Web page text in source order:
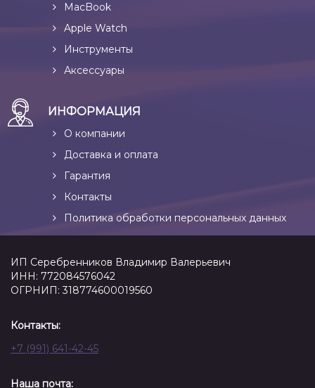
MacBook
Apple Watch
Инструменты
Аксессуары
ИНФОРМАЦИЯ
О компании
Доставка и оплата
Гарантия
Контакты
Политика обработки персональных данных
ИП Серебренников Владимир Валерьевич
ИНН: 772084576042
ОГРНИП: 318774600019560
Контакты:
+7 (991) 641-42-45
Наша почта: